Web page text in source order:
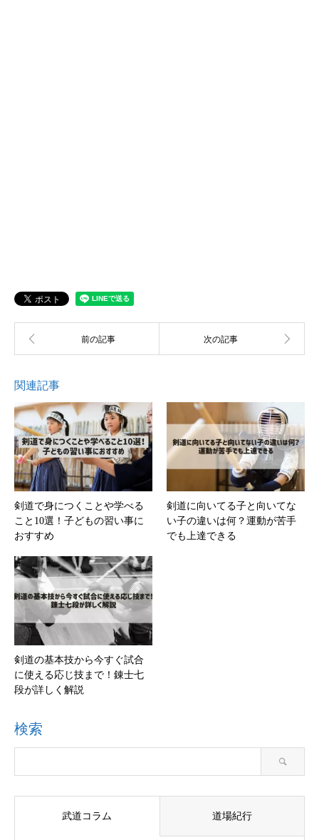
関連記事
剣道で身につくことや学べる
こと10選！子どもの習い事に
おすすめ
剣道に向いてる子と向いてな
い子の違いは何？運動が苦手
でも上達できる
剣道の基本技から今すぐ試合
に使える応じ技まで！錬士七
段が詳しく解説
検索
武道コラム 道場紀行